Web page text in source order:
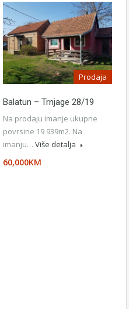
Prodaja
Balatun – Trnjage 28/19
Na prodaju imanje ukupne
povrsine 19 939m2. Na
imanju… Više detalja
60,000KM